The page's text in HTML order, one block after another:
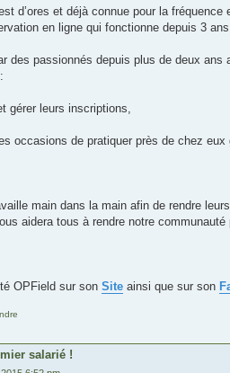
d’ores et déjà connue pour la
en ligne qui fonctionne depuis 3 ans.
des passionnés depuis plus de deux
gérer leurs inscriptions,
occasions de pratiquer près de chez eux
main dans la main afin de rendre
aidera tous à rendre notre
OPField sur son Site ainsi que sur son
salarié !